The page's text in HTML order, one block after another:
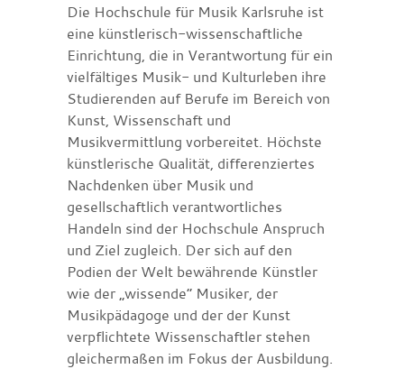
Die Hochschule für Musik Karlsruhe ist
eine künstlerisch-wissenschaftliche
Einrichtung, die in Verantwortung für ein
vielfältiges Musik- und Kulturleben ihre
Studierenden auf Berufe im Bereich von
Kunst, Wissenschaft und
Musikvermittlung vorbereitet. Höchste
künstlerische Qualität, differenziertes
Nachdenken über Musik und
gesellschaftlich verantwortliches
Handeln sind der Hochschule Anspruch
und Ziel zugleich. Der sich auf den
Podien der Welt bewährende Künstler
wie der „wissende“ Musiker, der
Musikpädagoge und der der Kunst
verpflichtete Wissenschaftler stehen
gleichermaßen im Fokus der Ausbildung.